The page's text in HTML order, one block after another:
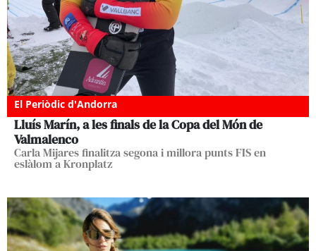
El Periòdic d'Andorra
Lluís Marín, a les finals de la Copa del Món de
Valmalenco
Carla Mijares finalitza segona i millora punts FIS en
eslàlom a Kronplatz